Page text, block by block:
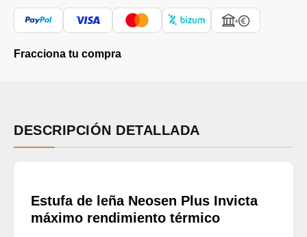
Fracciona tu compra
DESCRIPCIÓN DETALLADA
Estufa de leña Neosen Plus Invicta
máximo rendimiento térmico